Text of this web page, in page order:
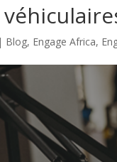
| Blog, Engage Africa,